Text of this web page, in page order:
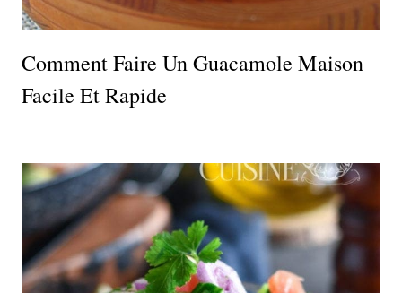
Comment Faire Un Guacamole Maison
Facile Et Rapide